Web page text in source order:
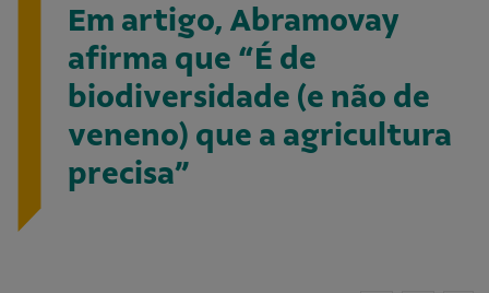
Em artigo, Abramovay
afirma que “É de
biodiversidade (e não de
veneno) que a agricultura
precisa”